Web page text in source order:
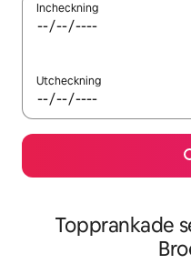
Incheckning
Utcheckning
Topprankade